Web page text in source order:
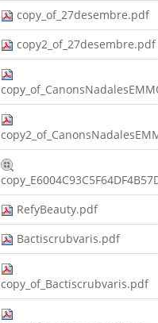
copy_of_27desembre.pdf
copy2_of_27desembre.pdf
RefyBeauty.pdf
Bactiscrubvaris.pdf
copy_of_Bactiscrubvaris.pdf